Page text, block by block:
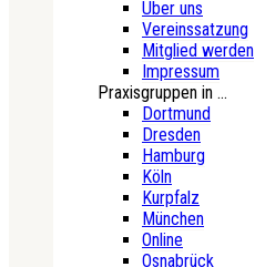
Über uns
Vereinssatzung
Mitglied werden
Impressum
Praxisgruppen in ...
Dortmund
Dresden
Hamburg
Köln
Kurpfalz
München
Online
Osnabrück